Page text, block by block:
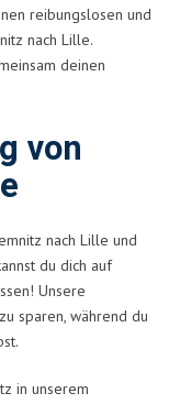
reibungslosen und
nach Lille.
deinen
von
nach Lille und
du dich auf
Unsere
sparen, während du
in unserem